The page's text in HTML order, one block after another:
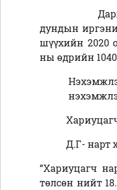
Дархан-
дундын
шүүхийн 2020
ны өдрийн
Хариуцагч
Д.Г- нарт
“Хариуцагч
төлсөн нийт